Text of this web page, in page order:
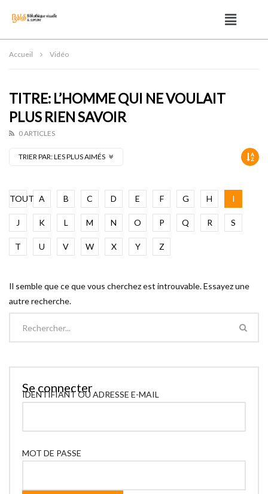
Accueil Vidéo
TITRE: L’HOMME QUI NE VOULAIT
PLUS RIEN SAVOIR
0 ARTICLES
TRIER PAR:LES PLUS AIMÉS
TOUT A B C D E F G H I
J K L M N O P Q R S
T U V W X Y Z
Il semble que ce que vous cherchez est introuvable. Essayez une
autre recherche.
Se connecter
IDENTIFIANT OU ADRESSE E-MAIL
MOT DE PASSE